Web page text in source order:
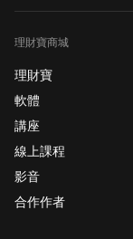
理財寶商城
理財寶
軟體
講座
線上課程
影音
合作作者